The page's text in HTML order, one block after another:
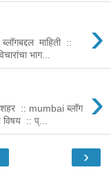
›
माहिती ::
भाग...
›
:: mumbai ब्लॉग
:: प्...
›